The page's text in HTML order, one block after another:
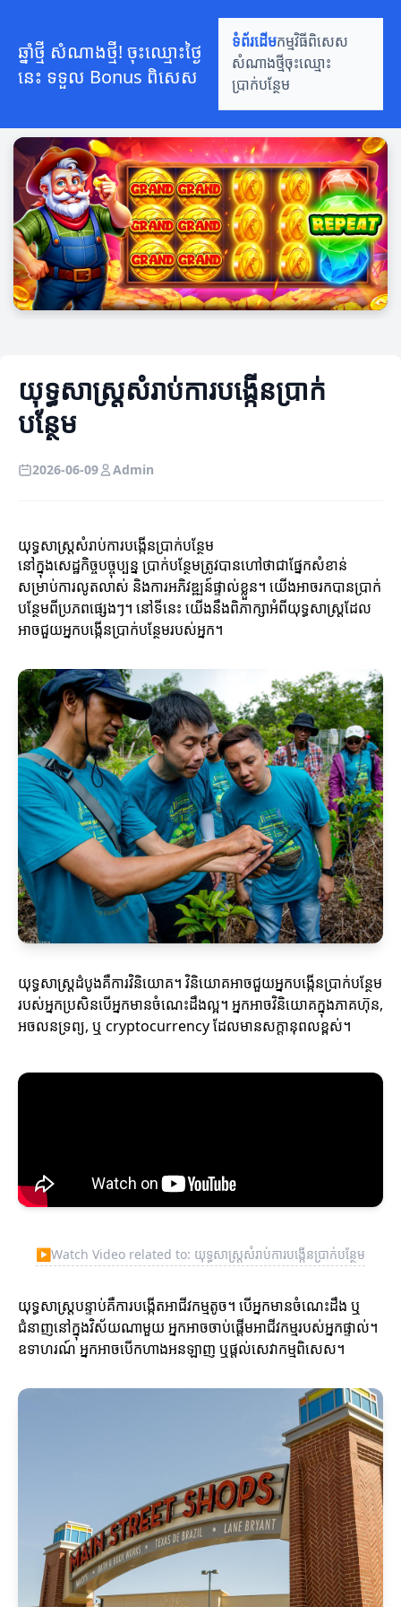
ឆ្នាំថ្មី សំណាងថ្មី! ចុះឈ្មោះថ្ងៃ
នេះ ទទួល Bonus ពិសេស
ទំព័រដើមកម្មវិធីពិសេស
សំណាងថ្មីចុះឈ្មោះ
ប្រាក់បន្ថែម
យុទ្ធសាស្ត្រ​សំរាប់​ការបង្កើនប្រាក់
បន្ថែម
2026-06-09 Admin
យុទ្ធសាស្ត្រ​សំរាប់​ការបង្កើនប្រាក់បន្ថែម
នៅក្នុងសេដ្ឋកិច្ចបច្ចុប្បន្ន ប្រាក់បន្ថែមត្រូវបានហៅថាជាផ្នែកសំខាន់
សម្រាប់ការលូតលាស់ និងការអភិវឌ្ឍន៍ផ្ទាល់ខ្លួន។ យើងអាចរកបានប្រាក់
បន្ថែមពីប្រភពផ្សេងៗ។ នៅទីនេះ យើងនឹងពិភាក្សាអំពីយុទ្ធសាស្ត្រដែល
អាចជួយអ្នកបង្កើនប្រាក់បន្ថែមរបស់អ្នក។
យុទ្ធសាស្ត្រ​ដំបូងគឺការវិនិយោគ។ វិនិយោគអាចជួយអ្នកបង្កើនប្រាក់បន្ថែម
របស់អ្នកប្រសិនបើអ្នកមានចំណេះដឹងល្អ។ អ្នកអាចវិនិយោគក្នុងភាគហ៊ុន,
អចលនទ្រព្យ, ឬ cryptocurrency ដែលមានសក្តានុពលខ្ពស់។
▶Watch Video related to: យុទ្ធសាស្ត្រ​សំរាប់​ការបង្កើនប្រាក់បន្ថែម
យុទ្ធសាស្ត្របន្ទាប់គឺការបង្កើតអាជីវកម្មតូច។ បើអ្នកមានចំណេះដឹង ឬ
ជំនាញនៅក្នុងវិស័យណាមួយ អ្នកអាចចាប់ផ្តើមអាជីវកម្មរបស់អ្នកផ្ទាល់។
ឧទាហរណ៍ អ្នកអាចបើកហាងអនឡាញ ឬផ្តល់សេវាកម្មពិសេស។